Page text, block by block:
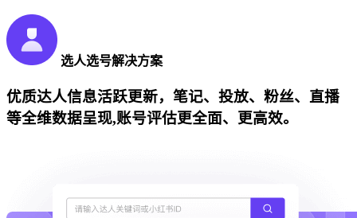
选人选号解决方案
优质达人信息活跃更新，笔记、投放、粉丝、直播
等全维数据呈现,账号评估更全面、更高效。